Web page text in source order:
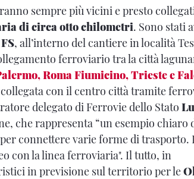
sempre più vicini e presto
di circa otto chilometri. Sono stati
, all’interno del cantiere in località
ferroviario tra la città
Roma Fiumicino, Trieste e
con il centro città tramite
delegato di Ferrovie dello Stato
che rappresenta “un esempio chiaro
connettere varie forme di trasporto.
con la linea ferroviaria". Il tutto, in
in previsione sul territorio per le